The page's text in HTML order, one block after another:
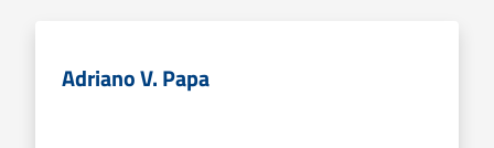
Adriano V. Papa